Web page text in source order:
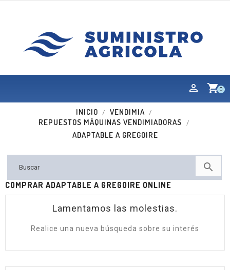
shopping_cart0
INICIO
VENDIMIA
REPUESTOS MÁQUINAS VENDIMIADORAS
ADAPTABLE A GREGOIRE

COMPRAR ADAPTABLE A GREGOIRE ONLINE
Lamentamos las molestias.
Realice una nueva búsqueda sobre su interés